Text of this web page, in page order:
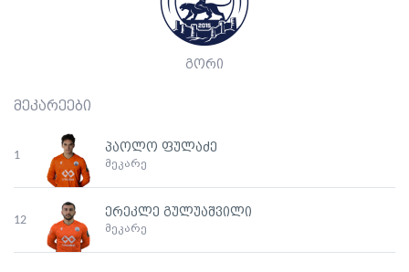
გორი
მეკარეები
1
პაოლო ფულაძე
მეკარე
12
ერეკლე გულუაშვილი
მეკარე